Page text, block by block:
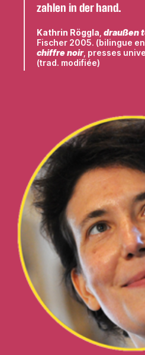
zahlen in der hand.
Kathrin Röggla draußen
Fischer 2005. (bilingue
chiffre noir, presses
(trad. modifiée)